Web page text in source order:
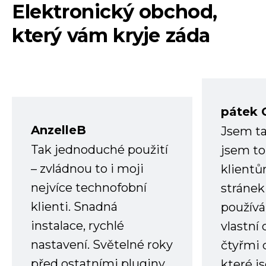
Elektronický obchod,
který vám kryje záda
AnzelleB
Tak jednoduché použití
– zvládnou to i moji
nejvíce technofobní
klienti. Snadná
instalace, rychlé
nastavení. Světelné roky
pátek
Jsem
jsem
vlastní
čtyřmi